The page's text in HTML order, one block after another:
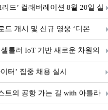
드’ 컬래버레이션 8월 20일 실
드 개시 및 신규 영웅 ‘디몬
룰러 IoT 기반 새로운 차원의
터’ 집중 채용 실시
트의 공항 가는 길 with 아틀라